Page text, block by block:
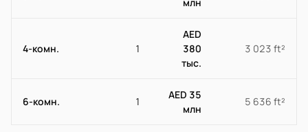
4-комн. 1
AED
380
тыс.
3 023 ft²
6-комн. 1
AED 35
млн
5 636 ft²